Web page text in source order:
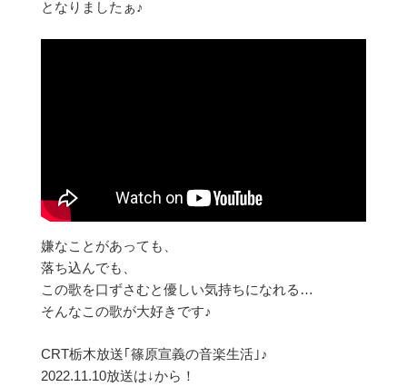
となりましたぁ♪
嫌なことがあっても、
落ち込んでも、
この歌を口ずさむと優しい気持ちになれる…
そんなこの歌が大好きです♪
CRT栃木放送｢篠原宣義の音楽生活｣♪
2022.11.10放送は↓から！